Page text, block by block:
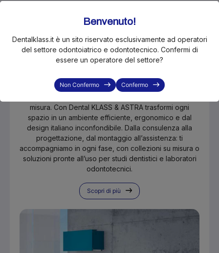
Stai progettando, rinnovando o
semplicemente cercando un arredo
in più per il tuo studio o laboratorio?
misura. Con Dental KLASS & ASTRA trasformi ogni
spazio in un ambiente efficiente, ergonomico e dal
design italiano inconfondibile. Dalla consulenza alla
progettazione, dal montaggio all’assistenza: ti
accompagniamo in ogni fase, con collezioni su misura o
soluzioni pronte all’uso per studi dentistici e laboratori
odontotecnici.
Scopri di più
Benvenuto!
Dentalklass.it è un sito riservato esclusivamente ad operatori
del settore odontoiatrico e odontotecnico. Confermi di
essere un operatore del settore?
Non Confermo Confermo